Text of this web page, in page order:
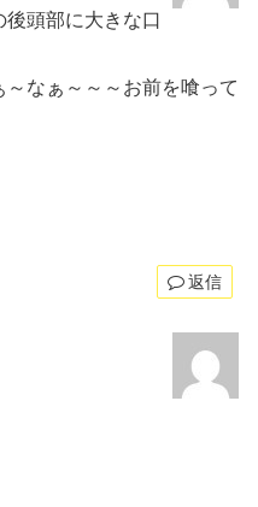
頭部に大きな口
なぁ～～～お前を喰って
返信